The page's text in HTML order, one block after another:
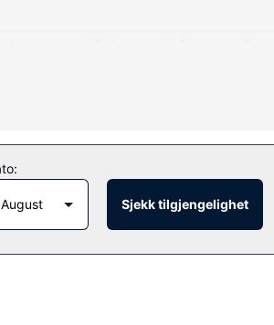
frokost er inkludert og serveres daglig.
Sjekk tilgjengelighet